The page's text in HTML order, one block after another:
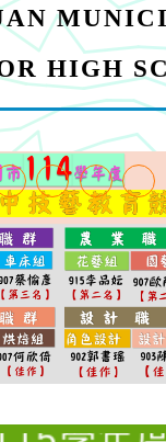
HIGH
招)】
第9次代
招)】
第7次代
學年